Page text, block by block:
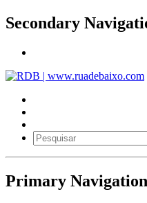
Secondary
Primary Navigation